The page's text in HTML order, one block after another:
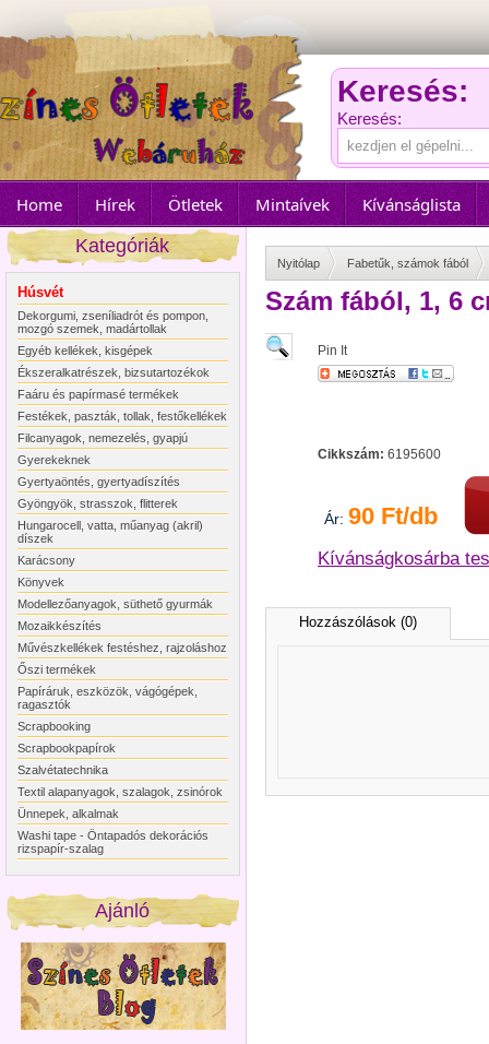
Keresés:
Keresés:
Home Hírek Ötletek Mintaívek
Kívánságlista
Kategóriák
Húsvét
Dekorgumi, zseníliadrót és pompon,
mozgó szemek, madártollak
Egyéb kellékek, kisgépek
Ékszeralkatrészek, bizsutartozékok
Faáru és papírmasé termékek
Festékek, paszták, tollak, festőkellékek
Filcanyagok, nemezelés, gyapjú
Gyerekeknek
Gyertyaöntés, gyertyadíszítés
Gyöngyök, strasszok, flitterek
Hungarocell, vatta, műanyag (akril)
díszek
Karácsony
Könyvek
Modellezőanyagok, süthető gyurmák
Mozaikkészítés
Művészkellékek festéshez, rajzoláshoz
Őszi termékek
Papíráruk, eszközök, vágógépek,
ragasztók
Scrapbooking
Scrapbookpapírok
Szalvétatechnika
Textil alapanyagok, szalagok, zsinórok
Ünnepek, alkalmak
Washi tape - Öntapadós dekorációs
rizspapír-szalag
Ajánló
Nyitólap Fabetűk, számok fából
Szám fából, 1, 6
Pin It
Cikkszám: 6195600
Ár: 90 Ft/db
Kívánságkosárba
Hozzászólások (0)